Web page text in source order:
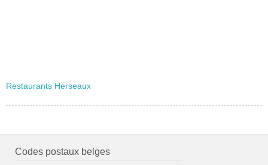
Restaurants Herseaux
Codes postaux belges